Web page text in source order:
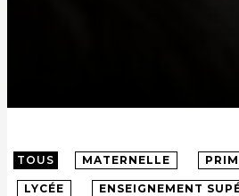
TOUS MATERNELLE
LYCÉE ENSEIGNEMENT